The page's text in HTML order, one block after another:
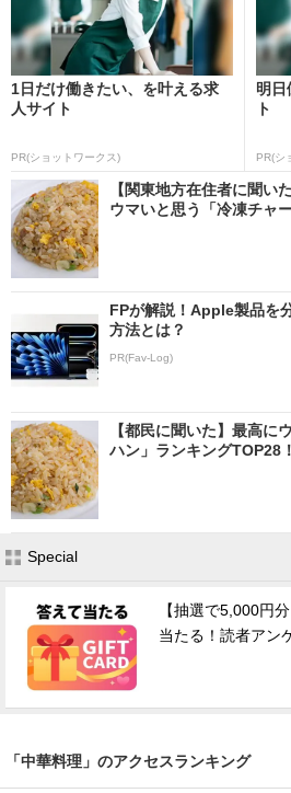
1日だけ働きたい、を叶える求
人サイト
PR(ショットワークス)
明日
ト
PR(シ
【関東地方在住者に聞い
ウマいと思う「冷凍チャ
FPが解説！Apple製品を
方法とは？
PR(Fav-Log)
【都民に聞いた】最高に
ハン」ランキング
Special
【抽選で5,000円
当たる！読者アン
「中華料理」のアクセスランキング